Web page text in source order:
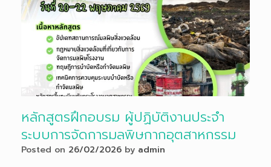
หลักสูตรฝึกอบรม ผู้ปฏิบัติงานประจำ
ระบบการจัดการมลพิษกากอุตสาหกรรม
Posted on 26/02/2026 by admin